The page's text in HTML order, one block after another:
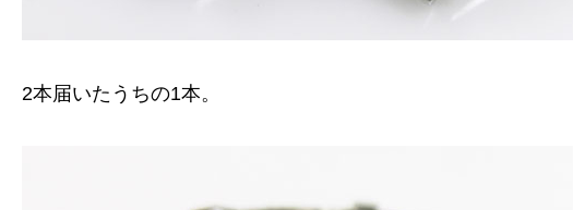
2本届いたうちの1本。